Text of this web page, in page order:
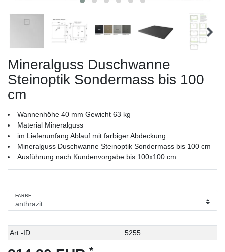
Mineralguss Duschwanne
Steinoptik Sondermass bis 100
cm
Wannenhöhe 40 mm Gewicht 63 kg
Material Mineralguss
im Lieferumfang Ablauf mit farbiger Abdeckung
Mineralguss Duschwanne Steinoptik Sondermass bis 100 cm
Ausführung nach Kundenvorgabe bis 100x100 cm
FARBE
Technisches
Wert
Art.-ID 5255